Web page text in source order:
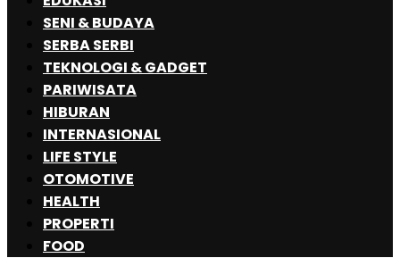
SENI & BUDAYA
SERBA SERBI
TEKNOLOGI & GADGET
PARIWISATA
HIBURAN
INTERNASIONAL
LIFE STYLE
OTOMOTIVE
HEALTH
PROPERTI
FOOD